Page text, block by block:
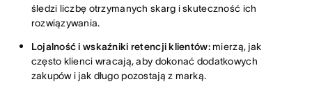
śledzi liczbę otrzymanych skarg i skuteczność ich
rozwiązywania.
Lojalność i wskaźniki retencji klientów:mierzą, jak
często klienci wracają, aby dokonać dodatkowych
zakupów i jak długo pozostają z marką.